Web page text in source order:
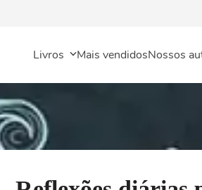
Livros Mais vendidosNossos